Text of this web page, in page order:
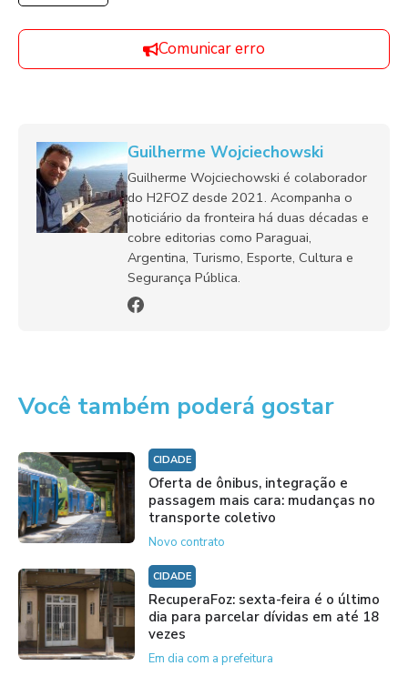
Comunicar erro
Guilherme Wojciechowski
Guilherme Wojciechowski é colaborador
do H2FOZ desde 2021. Acompanha o
noticiário da fronteira há duas décadas e
cobre editorias como Paraguai,
Argentina, Turismo, Esporte, Cultura e
Segurança Pública.
Você também poderá gostar
CIDADE
Oferta de ônibus, integração e
passagem mais cara: mudanças no
transporte coletivo
Novo contrato
CIDADE
RecuperaFoz: sexta-feira é o último
dia para parcelar dívidas em até 18
vezes
Em dia com a prefeitura